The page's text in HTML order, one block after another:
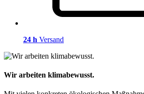
24 h Versand
Wir arbeiten klimabewusst.